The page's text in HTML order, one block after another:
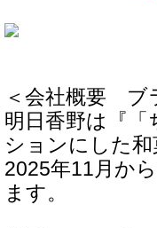
＜会社概要 ブ
明日香野は『
ションにした和
2025年11月か
ます。